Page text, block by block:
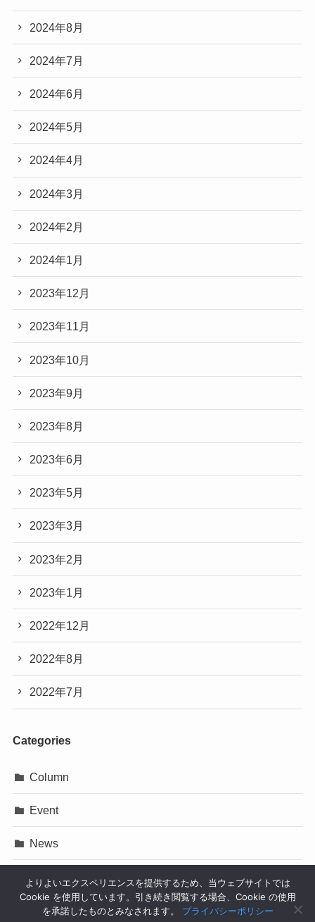
2024年8月
2024年7月
2024年6月
2024年5月
2024年4月
2024年3月
2024年2月
2024年1月
2023年12月
2023年11月
2023年10月
2023年9月
2023年8月
2023年6月
2023年5月
2023年3月
2023年2月
2023年1月
2022年12月
2022年8月
2022年7月
Categories
Column
Event
News
Press Release
イベント
よりよいエクスペリエンスを提供するため、当ウェブサイトでは
Cookie を使用しています。引き続き閲覧する場合、Cookie の使用
を承諾したものとみなされます。 プライバシーポリシー